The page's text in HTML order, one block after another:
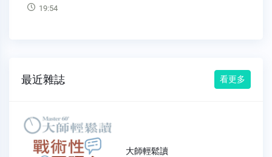
說他們想吸引優秀的人才，但卻
最近雜誌 看更多
大師輕鬆讀